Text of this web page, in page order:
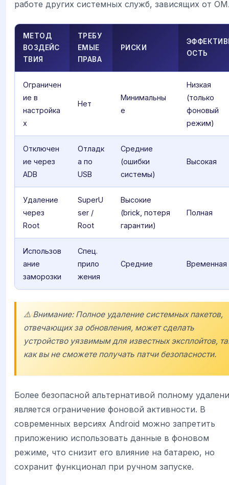
работе других системных служб, зависящих от
МЕТОД
ВОЗДЕЙС
ТВИЯ
ТРЕБУ
ЕМЫЕ
ПРАВА
РИСКИ
ОСТЬ
Ограничен
ие в
настройка
х
Нет
Минимальны
е
Низкая
(только
фоновый
режим)
Отключен
ие через
ADB
Отладк
а по
USB
Средние
(ошибки
системы)
Высокая
Удаление
через
Root
SuperU
ser /
Root
Высокие
(brick, потеря
гарантии)
Полная
Использов
ание
заморозки
Спец.
прило
жения
Средние Временная
⚠️ Внимание: Полное удаление системных пакетов,
отвечающих за обновления, может сделать
устройство уязвимым для известных эксплойтов,
как вы не сможете получать патчи безопасности.
Более безопасной альтернативой полному
является ограничение фоновой активности. В
современных версиях Android можно запретить
приложению использовать данные в фоновом
режиме, что снизит его влияние на батарею, но
сохранит функционал при ручном запуске.